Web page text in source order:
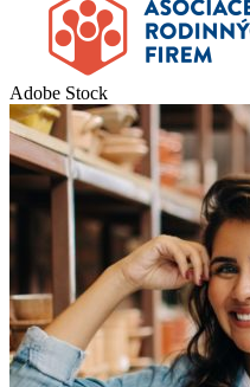
Adobe Stock